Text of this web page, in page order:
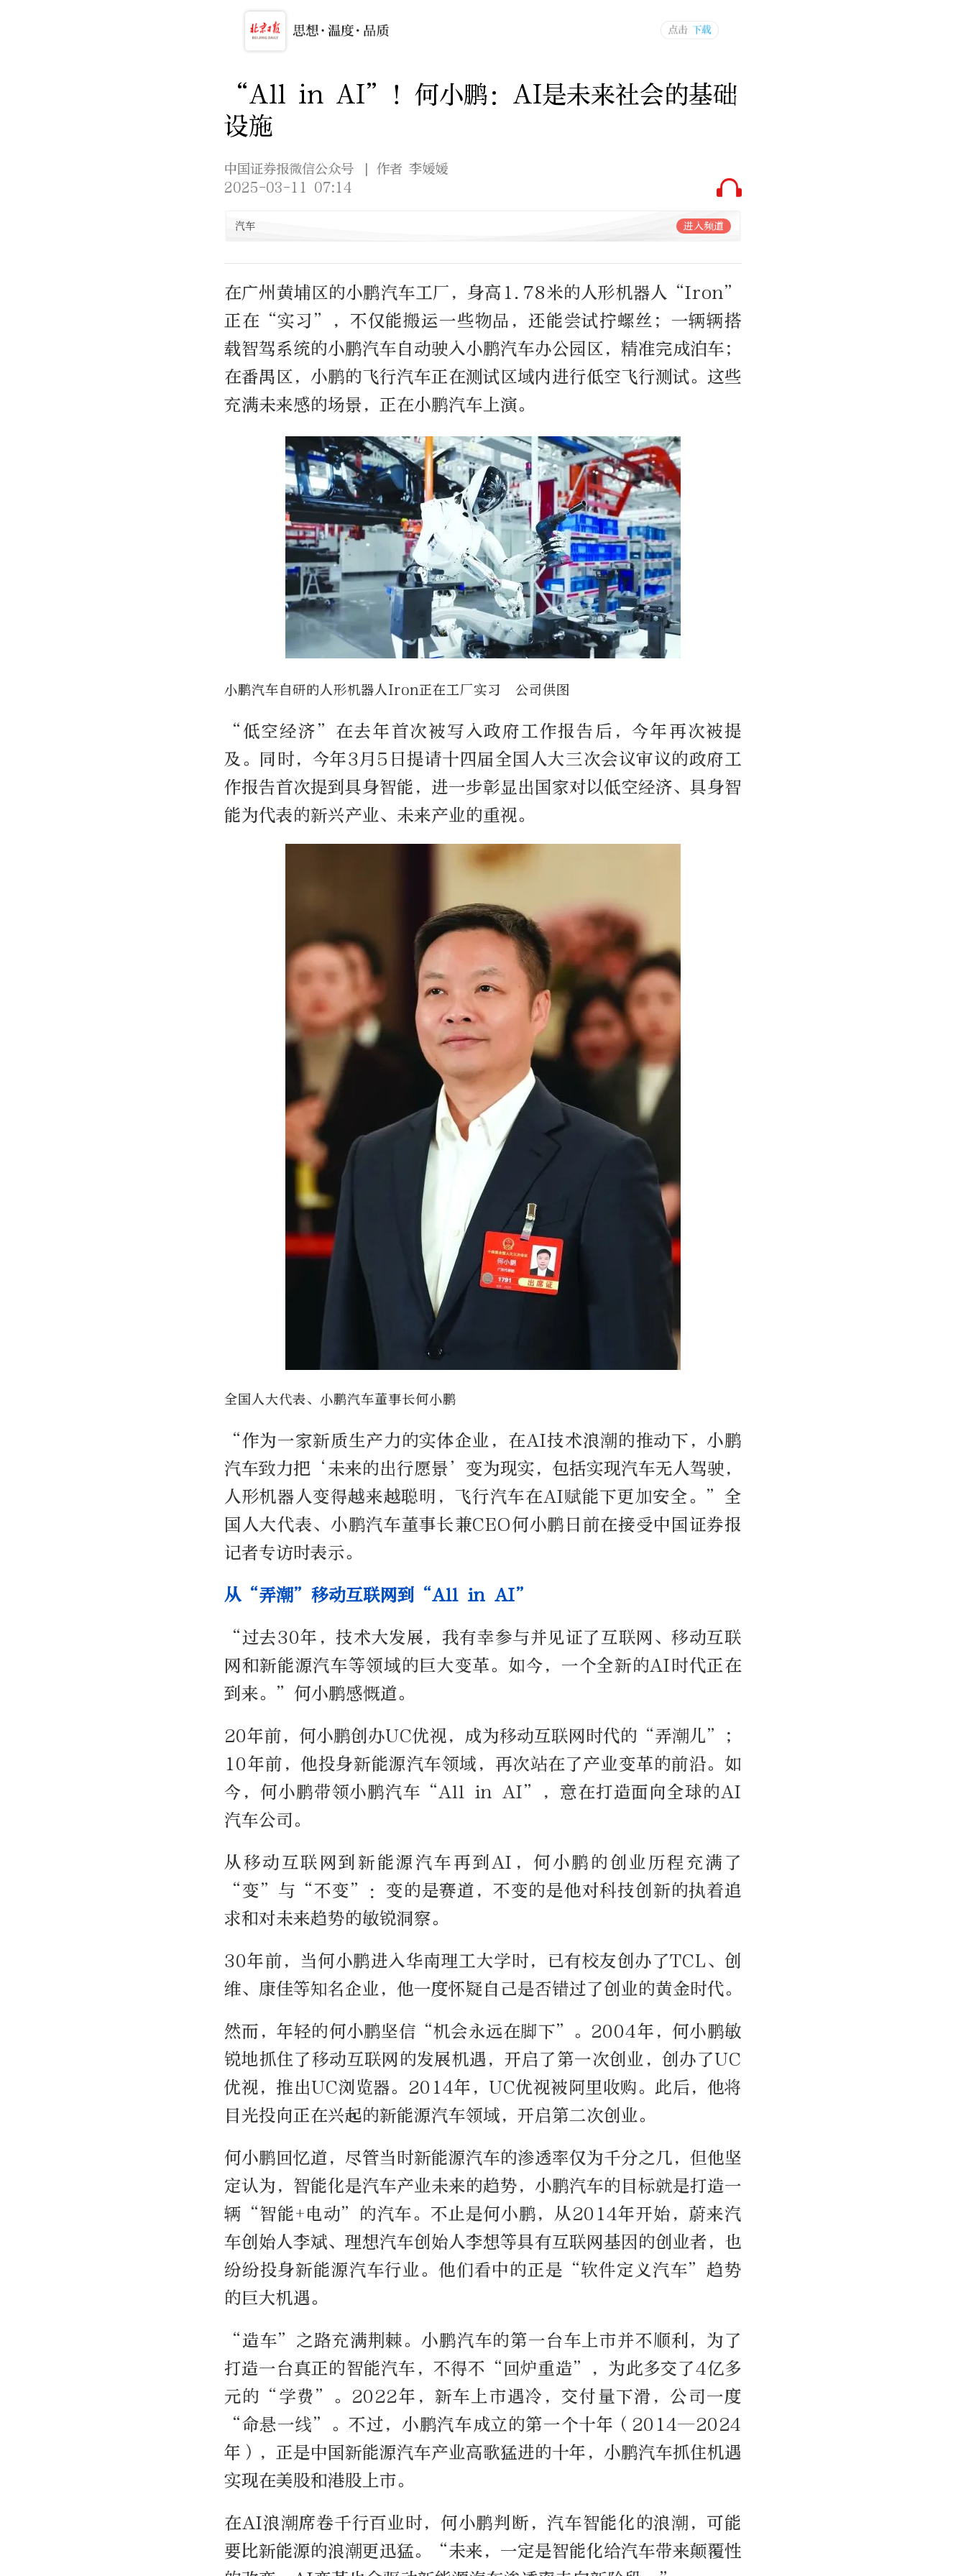
“All in AI”！何小鹏：AI是未来社会的基础
设施
中国证券报微信公众号
| 作者 李媛媛
2025-03-11 07:14
汽车 进入频道
在广州黄埔区的小鹏汽车工厂，身高1.78米的人形机器人“Iron”
正在“实习”，不仅能搬运一些物品，还能尝试拧螺丝；一辆辆搭
载智驾系统的小鹏汽车自动驶入小鹏汽车办公园区，精准完成泊车；
在番禺区，小鹏的飞行汽车正在测试区域内进行低空飞行测试。这些
充满未来感的场景，正在小鹏汽车上演。
小鹏汽车自研的人形机器人Iron正在工厂实习 公司供图
“低空经济”在去年首次被写入政府工作报告后，今年再次被提
及。同时，今年3月5日提请十四届全国人大三次会议审议的政府工
作报告首次提到具身智能，进一步彰显出国家对以低空经济、具身智
能为代表的新兴产业、未来产业的重视。
全国人大代表、小鹏汽车董事长何小鹏
“作为一家新质生产力的实体企业，在AI技术浪潮的推动下，小鹏
汽车致力把‘未来的出行愿景’变为现实，包括实现汽车无人驾驶，
人形机器人变得越来越聪明，飞行汽车在AI赋能下更加安全。”全
国人大代表、小鹏汽车董事长兼CEO何小鹏日前在接受中国证券报
记者专访时表示。
从“弄潮”移动互联网到“All in AI”
“过去30年，技术大发展，我有幸参与并见证了互联网、移动互联
网和新能源汽车等领域的巨大变革。如今，一个全新的AI时代正在
到来。”何小鹏感慨道。
20年前，何小鹏创办UC优视，成为移动互联网时代的“弄潮儿”；
10年前，他投身新能源汽车领域，再次站在了产业变革的前沿。如
今，何小鹏带领小鹏汽车“All in AI”，意在打造面向全球的AI
汽车公司。
从移动互联网到新能源汽车再到AI，何小鹏的创业历程充满了
“变”与“不变”：变的是赛道，不变的是他对科技创新的执着追
求和对未来趋势的敏锐洞察。
30年前，当何小鹏进入华南理工大学时，已有校友创办了TCL、创
维、康佳等知名企业，他一度怀疑自己是否错过了创业的黄金时代。
然而，年轻的何小鹏坚信“机会永远在脚下”。2004年，何小鹏敏
锐地抓住了移动互联网的发展机遇，开启了第一次创业，创办了UC
优视，推出UC浏览器。2014年，UC优视被阿里收购。此后，他将
目光投向正在兴起的新能源汽车领域，开启第二次创业。
何小鹏回忆道，尽管当时新能源汽车的渗透率仅为千分之几，但他坚
定认为，智能化是汽车产业未来的趋势，小鹏汽车的目标就是打造一
辆“智能+电动”的汽车。不止是何小鹏，从2014年开始，蔚来汽
车创始人李斌、理想汽车创始人李想等具有互联网基因的创业者，也
纷纷投身新能源汽车行业。他们看中的正是“软件定义汽车”趋势
的巨大机遇。
“造车”之路充满荆棘。小鹏汽车的第一台车上市并不顺利，为了
打造一台真正的智能汽车，不得不“回炉重造”，为此多交了4亿多
元的“学费”。2022年，新车上市遇冷，交付量下滑，公司一度
“命悬一线”。不过，小鹏汽车成立的第一个十年（2014—2024
年），正是中国新能源汽车产业高歌猛进的十年，小鹏汽车抓住机遇
实现在美股和港股上市。
在AI浪潮席卷千行百业时，何小鹏判断，汽车智能化的浪潮，可能
要比新能源的浪潮更迅猛。“未来，一定是智能化给汽车带来颠覆性